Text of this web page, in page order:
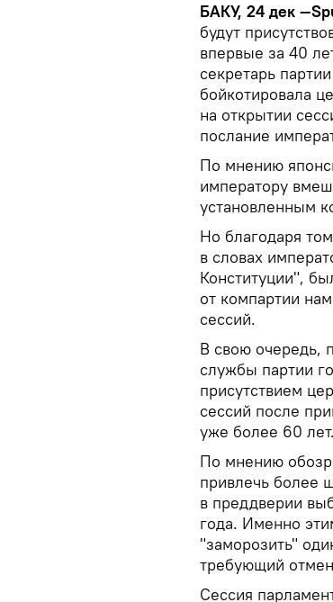
БАКУ, 24 дек
будут
впервые за 40
секретарь
бойкотировала
на открытии
послание
По мнению
императору
установленным
Но благодаря
в словах
Конституции",
от компартии
сессий.
В свою очередь,
службы партии
присутствием
сессий после
уже более 60 лет.
По мнению
привлечь более
в преддверии
года. Именно
"заморозить"
требующий
Сессия